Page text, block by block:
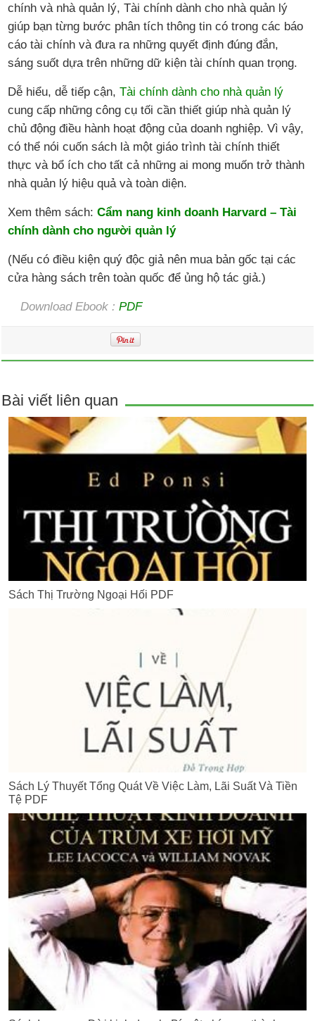
chính và nhà quản lý, Tài chính dành cho nhà quản lý
giúp bạn từng bước phân tích thông tin có trong các báo
cáo tài chính và đưa ra những quyết định đúng đắn,
sáng suốt dựa trên những dữ kiện tài chính quan trọng.
Dễ hiểu, dễ tiếp cận,Tài chính dành cho nhà quản lý
cung cấp những công cụ tối cần thiết giúp nhà quản lý
chủ động điều hành hoạt động của doanh nghiệp. Vì vậy,
có thể nói cuốn sách là một giáo trình tài chính thiết
thực và bổ ích cho tất cả những ai mong muốn trở thành
nhà quản lý hiệu quả và toàn diện.
Xem thêm sách:Cẩm nang kinh doanh Harvard – Tài
chính dành cho người quản lý
(Nếu có điều kiện quý độc giả nên mua bản gốc tại các
cửa hàng sách trên toàn quốc để ủng hộ tác giả.)
Download Ebook :PDF
Bài viết liên quan
Sách Thị Trường Ngoại Hối PDF
Sách Lý Thuyết Tổng Quát Về Việc Làm, Lãi Suất Và Tiền
Tệ PDF